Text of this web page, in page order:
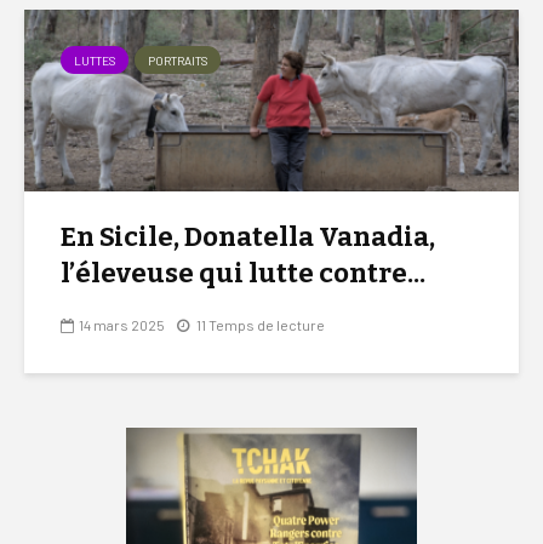
LUTTES PORTRAITS
En Sicile, Donatella Vanadia,
l’éleveuse qui lutte contre...
14 mars 2025 11 Temps de lecture